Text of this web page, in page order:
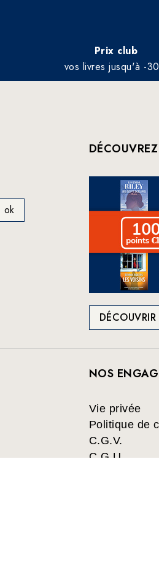
Prix club
vos livres jusqu'à -
DÉCOUVRIR
NOS
Vie privée
Politique de
C.G.V.
C.G.U.